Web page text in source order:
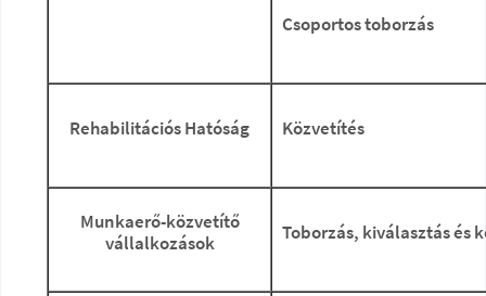
Csoportos toborzás
Rehabilitációs Hatóság Közvetítés
Munkaerő-közvetítő
vállalkozások
Toborzás, kiválasztás és